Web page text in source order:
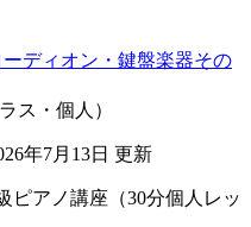
ディオン・鍵盤楽器その
ス・個人）
年7月13日 更新
ピアノ講座（30分個人レッ